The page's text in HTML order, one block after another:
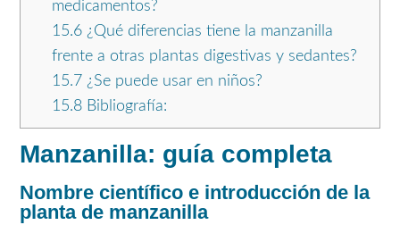
medicamentos?
15.6¿Qué diferencias tiene la manzanilla
frente a otras plantas digestivas y sedantes?
15.7¿Se puede usar en niños?
15.8Bibliografía:
Manzanilla: guía completa
Nombre científico e introducción de la
planta de manzanilla